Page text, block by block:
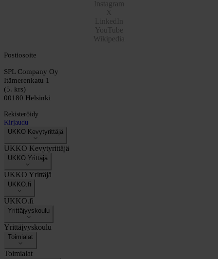
Instagram
X
LinkedIn
YouTube
Wikipedia
Postiosoite
SPL Company Oy
Itämerenkatu 1
(5. krs)
00180 Helsinki
Rekisteröidy
Kirjaudu
UKKO Kevytyrittäjä
UKKO Kevytyrittäjä
UKKO Yrittäjä
UKKO Yrittäjä
UKKO.fi
UKKO.fi
Yrittäjyyskoulu
Yrittäjyyskoulu
Toimialat
Toimialat